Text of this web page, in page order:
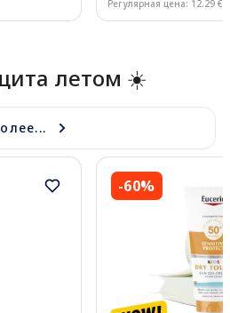
Регулярная цена: 12.29 €
летом ☀️
-60%